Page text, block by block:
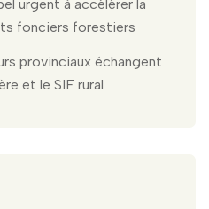
urgent à accélérer la
fonciers forestiers
provinciaux échangent
et le SIF rural